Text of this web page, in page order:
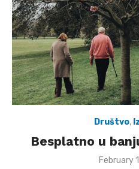
Društvo,
Besplatno u
Posted
February